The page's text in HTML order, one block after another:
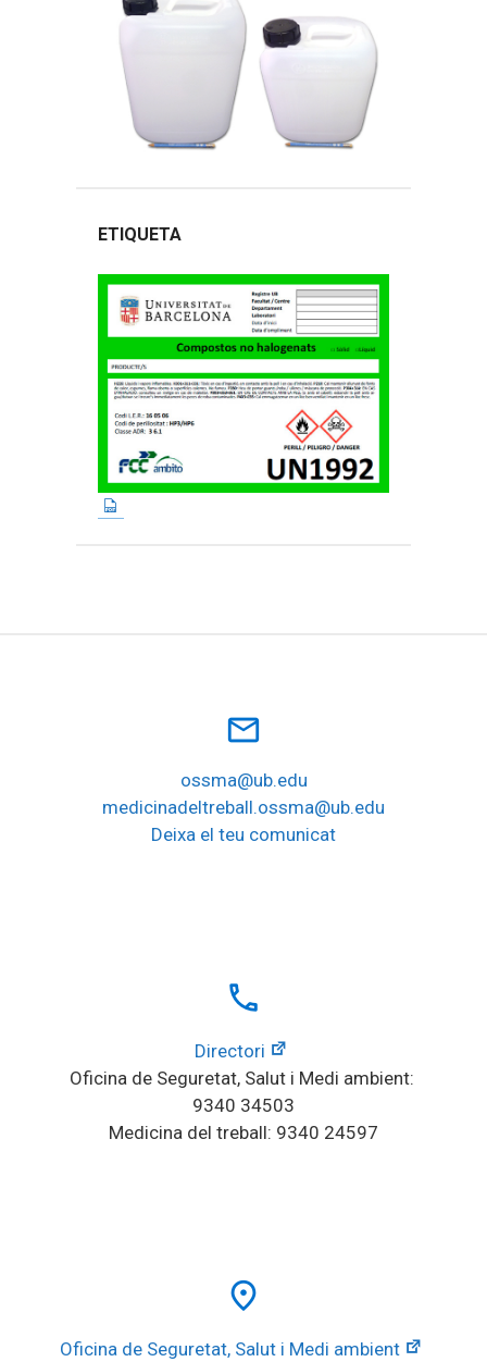
ETIQUETA
mail_outline
ossma@ub.edu
medicinadeltreball.ossma@ub.edu
Deixa el teu comunicat
local_phone
Directori
Oficina de Seguretat, Salut i Medi ambient:
9340 34503
Medicina del treball: 9340 24597
place
Oficina de Seguretat, Salut i Medi ambient